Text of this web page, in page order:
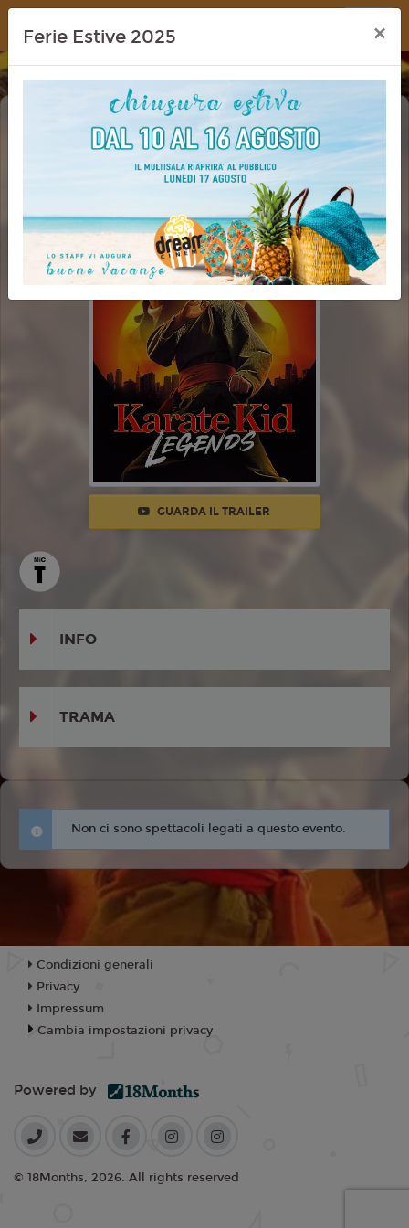
Dream Cinema
KARATE KID: LEGENDS
GUARDA IL TRAILER
INFO
TRAMA
Non ci sono spettacoli legati a questo evento.
Ferie Estive 2025 ×
Condizioni generali
Privacy
Impressum
Cambia impostazioni privacy
Powered by
© 18Months, 2026. All rights reserved